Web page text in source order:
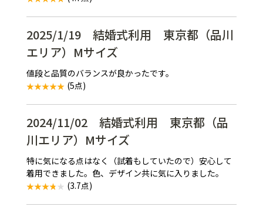
2025/1/19 結婚式利用 東京都（品川
エリア）Mサイズ
値段と品質のバランスが良かったです。
(5点)
2024/11/02 結婚式利用 東京都（品
川エリア）Mサイズ
特に気になる点はなく（試着もしていたので）安心して
着用できました。色、デザイン共に気に入りました。
(3.7点)